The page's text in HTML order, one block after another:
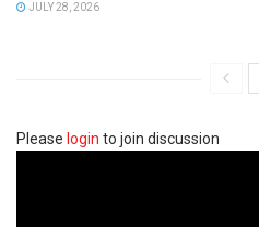
JULY 28, 2026
Please login to join discussion